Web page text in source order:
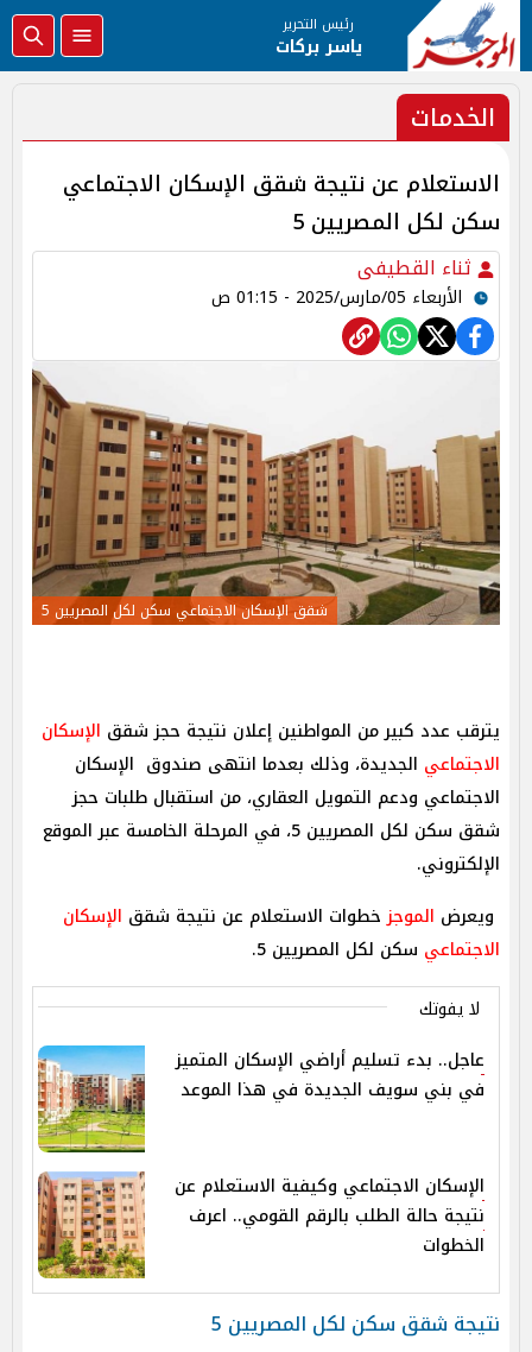
رئيس التحرير
ياسر بركات
الخدمات
الاستعلام عن نتيجة شقق الإسكان الاجتماعي
سكن لكل المصريين 5
ثناء القطيفى
الأربعاء 05/مارس/2025 - 01:15 ص
شقق الإسكان الاجتماعي سكن لكل المصريين 5
يترقب عدد كبير من المواطنين إعلان نتيجة حجز شقق الإسكان
الاجتماعي الجديدة، وذلك بعدما انتهى صندوق الإسكان
الاجتماعي ودعم التمويل العقاري، من استقبال طلبات حجز
شقق سكن لكل المصريين 5، في المرحلة الخامسة عبر الموقع
الإلكتروني.
ويعرض الموجزخطوات الاستعلام عن نتيجة شقق الإسكان
الاجتماعي سكن لكل المصريين 5.
لا يفوتك
عاجل.. بدء تسليم أراضي الإسكان المتميز
في بني سويف الجديدة في هذا الموعد
الإسكان الاجتماعي وكيفية الاستعلام عن
نتيجة حالة الطلب بالرقم القومي.. اعرف
الخطوات
نتيجة شقق سكن لكل المصريين 5